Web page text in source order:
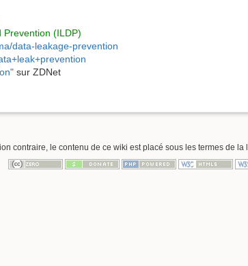
Prevention (ILDP)
data-leakage-prevention
sur ZDNet
contraire, le contenu de ce wiki est placé sous les termes de la